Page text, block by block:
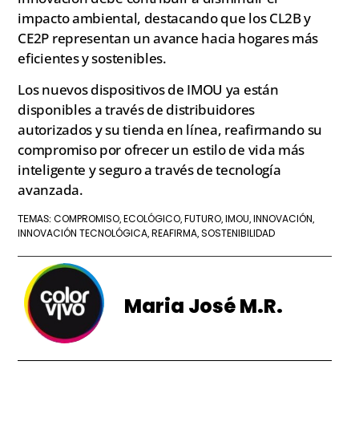
impacto ambiental, destacando que los CL2B y
CE2P representan un avance hacia hogares más
eficientes y sostenibles.
Los nuevos dispositivos de IMOU ya están
disponibles a través de distribuidores
autorizados y su tienda en línea, reafirmando su
compromiso por ofrecer un estilo de vida más
inteligente y seguro a través de tecnología
avanzada.
TEMAS:COMPROMISO ,ECOLÓGICO ,FUTURO ,IMOU ,INNOVACIÓN
INNOVACIÓN TECNOLÓGICA ,REAFIRMA ,SOSTENIBILIDAD
Maria José M.R.